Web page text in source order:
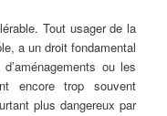
Tout usager de la
a un droit fondamental
ou les
encore trop souvent
plus dangereux par